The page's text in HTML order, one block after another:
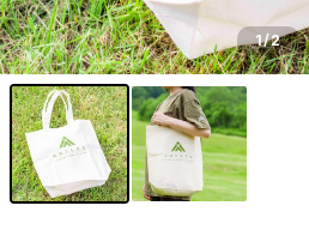
1/2